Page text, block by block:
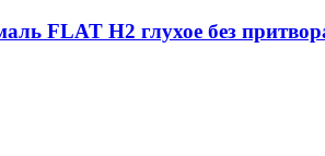
FLAT H2 глухое без